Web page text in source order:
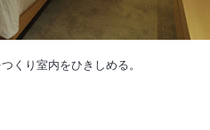
くり室内をひきしめる。